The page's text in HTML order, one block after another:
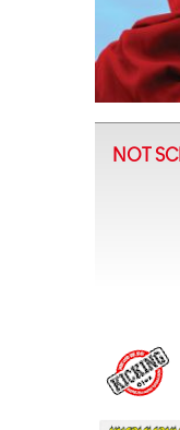
NOT